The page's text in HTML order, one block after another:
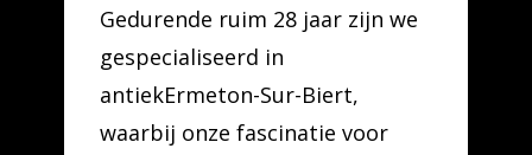
Gedurende ruim 28 jaar zijn we
gespecialiseerd in
antiekErmeton-Sur-Biert,
waarbij onze fascinatie voor